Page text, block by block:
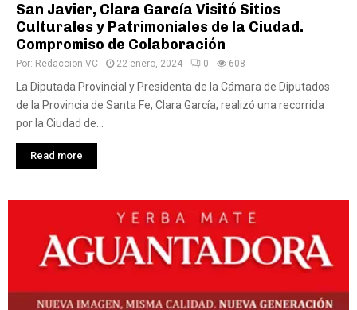
San Javier, Clara García Visitó Sitios
Culturales y Patrimoniales de la Ciudad.
Compromiso de Colaboración
Por: Redaccion VC 22 enero, 2024 0 608
La Diputada Provincial y Presidenta de la Cámara de Diputados
de la Provincia de Santa Fe, Clara García, realizó una recorrida
por la Ciudad de...
Read more